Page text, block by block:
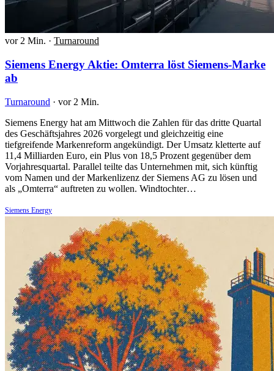
vor 2 Min. · Turnaround
Siemens Energy Aktie: Omterra löst Siemens-Marke
ab
Turnaround · vor 2 Min.
Siemens Energy hat am Mittwoch die Zahlen für das dritte Quartal
des Geschäftsjahres 2026 vorgelegt und gleichzeitig eine
tiefgreifende Markenreform angekündigt. Der Umsatz kletterte auf
11,4 Milliarden Euro, ein Plus von 18,5 Prozent gegenüber dem
Vorjahresquartal. Parallel teilte das Unternehmen mit, sich künftig
vom Namen und der Markenlizenz der Siemens AG zu lösen und
als „Omterra“ auftreten zu wollen. Windtochter…
Siemens Energy